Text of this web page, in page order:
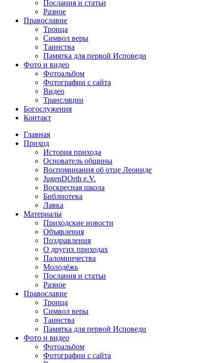
Послания и статьи
Разное
Православие
Троица
Символ веры
Таинства
Памятка для первой Исповеди
Фото и видео
Фотоальбом
Фотографии с сайта
Видео
Трансляции
Богослужения
Контакт
Главная
Приход
История прихода
Основатель общины
Воспоминания об отце Леониде
JugenDOrth e.V.
Воскресная школа
Библиотека
Лавка
Материалы
Приходские новости
Объявления
Поздравления
О других приходах
Паломничества
Молодёжь
Послания и статьи
Разное
Православие
Троица
Символ веры
Таинства
Памятка для первой Исповеди
Фото и видео
Фотоальбом
Фотографии с сайта